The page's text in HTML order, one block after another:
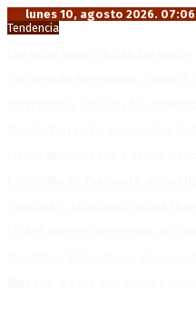
lunes 10, agosto 2026. 07:06
Tendencia